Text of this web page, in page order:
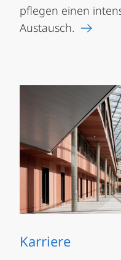
pflegen einen
Austausch.
Karriere